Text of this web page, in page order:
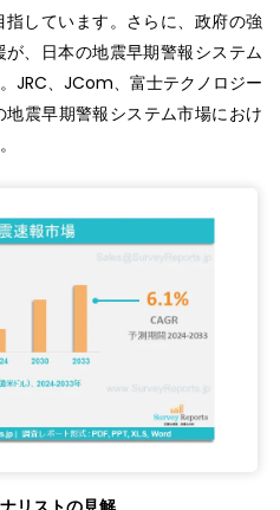
しています。さらに、政府の強
、日本の地震早期警報システム
JRC、JCom、富士テクノロジー
地震早期警報システム市場におけ